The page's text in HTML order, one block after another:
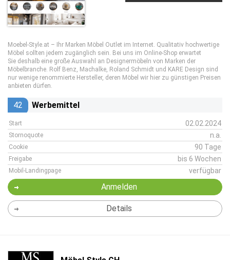
Moebel-Style.at – Ihr Marken Möbel Outlet im Internet. Qualitativ hochwertige
Möbel sollten jedem zugänglich sein. Bei uns im Online-Shop erwartet
Sie deshalb eine große Auswahl an Designermöbeln von Marken der
Möbelbranche. Rolf Benz, Machalke, Roland Schmidt und KARE Design sind
nur wenige renommierte Hersteller, deren Möbel wir hier zu günstigen Preisen
anbieten dürfen.
42 Werbemittel
Start 02.02.2024
Stornoquote n.a.
Cookie 90 Tage
Freigabe bis 6 Wochen
Mobil-Landingpage verfügbar
Anmelden
Details